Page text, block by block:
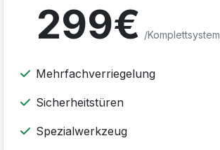
299€ /Komplettsystem
Mehrfachverriegelung
Sicherheitstüren
Spezialwerkzeug